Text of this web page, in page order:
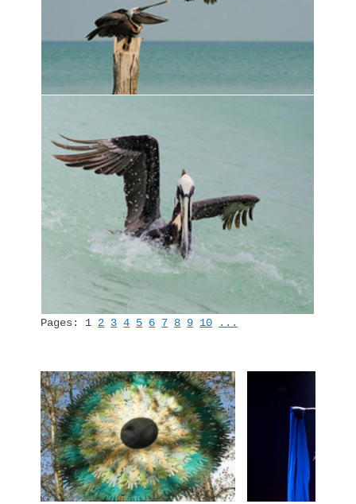
Pages: 1 2 3 4 5 6 7 8 9 10 ...